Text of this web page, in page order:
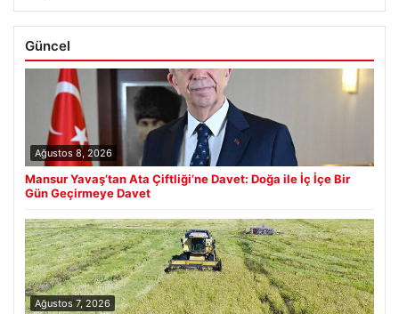
Güncel
Ağustos 8, 2026
Mansur Yavaş’tan Ata Çiftliği’ne Davet: Doğa ile İç İçe Bir
Gün Geçirmeye Davet
Ağustos 7, 2026